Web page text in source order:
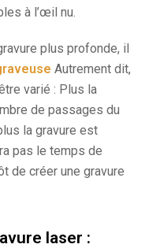
à l’œil nu.
plus profonde, il
Autrement dit,
varié : Plus la
de passages du
la gravure est
pas le temps de
de créer une gravure
laser :